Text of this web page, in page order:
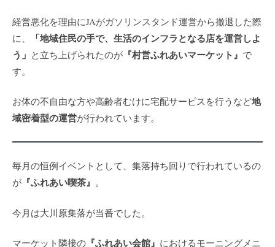
経営悪化を理由にJAがガソリンスタンド運営から撤退した際
に、
「地域住民の手で、生活のインフラとなる店を運営しよ
う」 と立ち上げられたのが 『村営ふれあいマーケット』 で
す。
お体の不自由な方や高齢者むけに宅配サービスを行うなど地
域密着型の運営が行われています。
毎月の恒例イベントとして、集落持ち回りで行われているの
が 『ふれあい喫茶』 。
今月は大川原集落が当番でした。
マーケット隣接の 『ふれあい会館』 におけるモーニングメニ